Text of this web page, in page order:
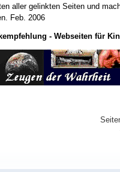
aller gelinkten Seiten und
Feb. 2006
- Webseiten für